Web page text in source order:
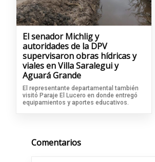
El senador Michlig y
autoridades de la DPV
supervisaron obras hídricas y
viales en Villa Saralegui y
Aguará Grande
El representante departamental también
visitó Paraje El Lucero en donde entregó
equipamientos y aportes educativos.
Comentarios